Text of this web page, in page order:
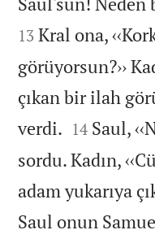
13 Kral ona,
görüyorsun?››
çıkan bir ilah
verdi. 

14 Saul,
sordu. Kadın,
adam yukarıya
Saul onun